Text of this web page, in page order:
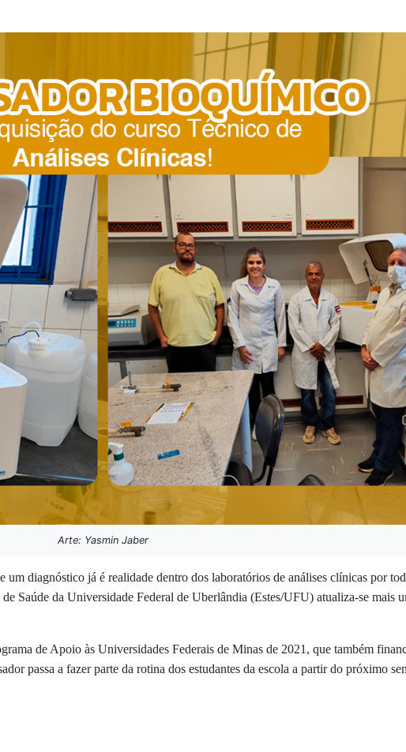
Arte: Yasmin Jaber
um diagnóstico já é realidade dentro dos laboratórios de análises clínicas por
Saúde da Universidade Federal de Uberlândia (Estes/UFU) atualiza-se mais
de Apoio às Universidades Federais de Minas de 2021, que também
passa a fazer parte da rotina dos estudantes da escola a partir do próximo